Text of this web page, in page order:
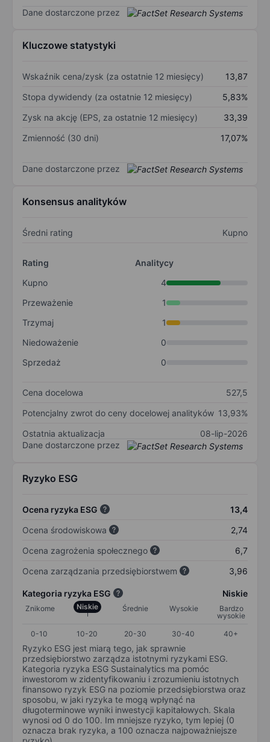
Dane dostarczone przez
Kluczowe statystyki
Wskaźnik cena/zysk (za ostatnie 12 miesięcy)
13,87
Stopa dywidendy (za ostatnie 12 miesięcy)
5,83%
Zysk na akcję (EPS, za ostatnie 12 miesięcy)
33,39
Zmienność (30 dni)
17,07%
Dane dostarczone przez
Konsensus analityków
Średni rating Kupno
Rating
Analitycy
Kupno
4
Przeważenie
1
Trzymaj
1
Niedoważenie
0
Sprzedaż
0
Cena docelowa
527,5
Potencjalny zwrot do ceny docelowej analityków 13,93%
Ostatnia aktualizacja
08-lip-2026
Dane dostarczone przez
Ryzyko ESG
Ocena ryzyka ESG
13,4
Ocena środowiskowa
2,74
Ocena zagrożenia społecznego
6,7
Ocena zarządzania przedsiębiorstwem
3,96
Kategoria ryzyka ESG Niskie
Znikome Niskie Średnie Wysokie
Bardzo
wysokie
0-10
10-20 20-30 30-40 40+
Ryzyko ESG jest miarą tego, jak sprawnie
przedsiębiorstwo zarządza istotnymi ryzykami ESG.
Kategoria ryzyka ESG Sustainalytics ma pomóc
inwestorom w zidentyfikowaniu i zrozumieniu istotnych
finansowo ryzyk ESG na poziomie przedsiębiorstwa oraz
sposobu, w jaki ryzyka te mogą wpłynąć na
długoterminowe wyniki inwestycji kapitałowych. Skala
wynosi od 0 do 100. Im mniejsze ryzyko, tym lepiej (0
oznacza brak ryzyka, a 100 oznacza najpoważniejsze